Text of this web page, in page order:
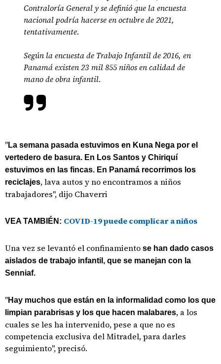
Contraloría General y se definió que la encuesta
nacional podría hacerse en octubre de 2021,
tentativamente.
Según la encuesta de Trabajo Infantil de 2016, en
Panamá existen 23 mil 855 niños en calidad de
mano de obra infantil.
"La semana pasada estuvimos en Kuna Nega por el
vertedero de basura. En Los Santos y Chiriquí
estuvimos en las fincas. En Panamá recorrimos los
reciclajes, lava autos y no encontramos a niños
trabajadores", dijo Chaverri
VEA TAMBIÉN: COVID-19 puede complicar a niños
Una vez se levantó el confinamiento se han dado casos
aislados de trabajo infantil, que se manejan con la
Senniaf.
"Hay muchos que están en la informalidad como los que
limpian parabrisas y los que hacen malabares, a los
cuales se les ha intervenido, pese a que no es
competencia exclusiva del Mitradel, para darles
seguimiento", precisó.